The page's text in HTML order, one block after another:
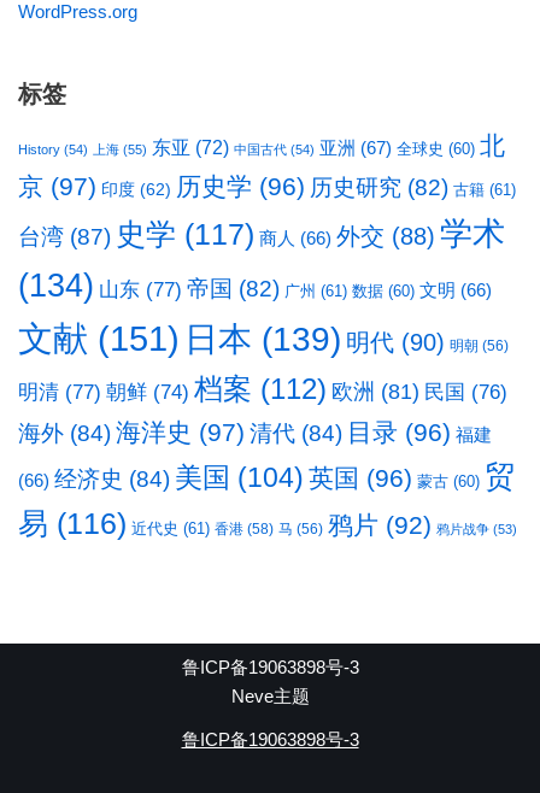
WordPress.org
标签
History (54) 上海 (55) 东亚 (72) 中国古代 (54) 亚洲 (67) 全球史 (60) 北
京 (97) 印度 (62) 历史学 (96) 历史研究 (82) 古籍 (61)
台湾 (87) 史学 (117) 商人 (66) 外交 (88) 学术
(134) 山东 (77) 帝国 (82) 广州 (61) 数据 (60) 文明 (66)
文献 (151) 日本 (139) 明代 (90) 明朝 (56)
明清 (77) 朝鲜 (74) 档案 (112) 欧洲 (81) 民国 (76)
海外 (84)海洋史 (97) 清代 (84) 目录 (96) 福建
(66) 经济史 (84) 美国 (104) 英国 (96) 蒙古 (60) 贸
易 (116) 近代史 (61) 香港 (58) 马 (56) 鸦片 (92) 鸦片战争 (53)
鲁ICP备19063898号-3
Neve主题
鲁ICP备19063898号-3